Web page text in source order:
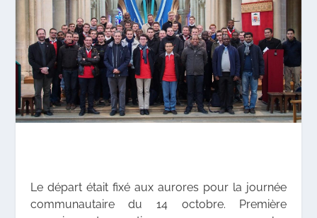
Le départ était fixé aux aurores pour la journée
communautaire du 14 octobre. Première